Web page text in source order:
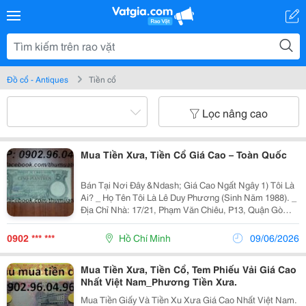
Đồ cổ - Antiques Tiền cổ
Lọc nâng cao
Mua Tiền Xưa, Tiền Cổ Giá Cao – Toàn Quốc
Bán Tại Nơi Đây &Ndash; Giá Cao Ngất Ngây 1) Tôi Là
Ai? _ Họ Tên Tôi Là Lê Duy Phương (Sinh Năm 1988). _
Địa Chỉ Nhà: 17/21, Phạm Văn Chiêu, P13, Quận Gò
Vấp, Tphcm. _ Số Điện Thoại: 0902.96.04.96. _ Tôi Có
Đam Mê Sưu Tập Các Loạ
0902 *** *** Hồ Chí Minh 09/06/2026
Mua Tiền Xưa, Tiền Cổ, Tem Phiếu Vải Giá Cao
Nhất Việt Nam_Phương Tiền Xưa.
Mua Tiền Giấy Và Tiền Xu Xưa Giá Cao Nhất Việt Nam.